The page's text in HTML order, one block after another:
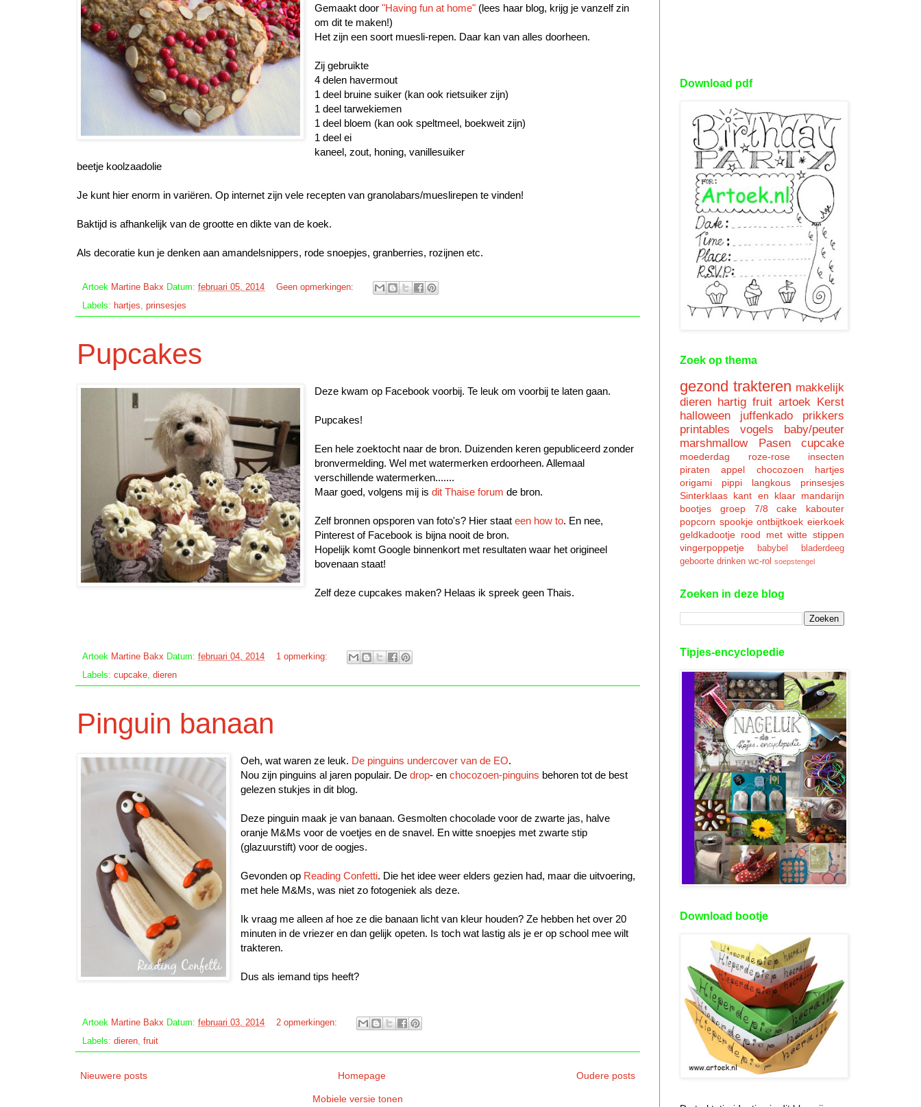
Gemaakt door"Having fun at home" (lees haar blog, krijg je vanzelf zin
om dit te maken!)
Het zijn een soort muesli-repen. Daar kan van alles doorheen.
Zij gebruikte
4 delen havermout
1 deel bruine suiker (kan ook rietsuiker zijn)
1 deel tarwekiemen
1 deel bloem (kan ook speltmeel, boekweit zijn)
1 deel ei
kaneel, zout, honing, vanillesuiker
beetje koolzaadolie
Je kunt hier enorm in variëren. Op internet zijn vele recepten van granolabars/mueslirepen te vinden!
Baktijd is afhankelijk van de grootte en dikte van de koek.
Als decoratie kun je denken aan amandelsnippers, rode snoepjes, granberries, rozijnen etc.
Artoek Martine Bakx Datum: februari 05, 2014
Geen opmerkingen:
Labels: hartjes, prinsesjes
Pupcakes
Deze kwam op Facebook voorbij. Te leuk om voorbij te laten gaan.
Pupcakes!
Een hele zoektocht naar de bron. Duizenden keren gepubliceerd zonder
bronvermelding. Wel met watermerken erdoorheen. Allemaal
verschillende watermerken.......
Maar goed, volgens mij isdit Thaise forum de bron.
Zelf bronnen opsporen van foto's? Hier staateen how to. En nee,
Pinterest of Facebook is bijna nooit de bron.
Hopelijk komt Google binnenkort met resultaten waar het origineel
bovenaan staat!
Zelf deze cupcakes maken? Helaas ik spreek geen Thais.
Artoek Martine Bakx Datum: februari 04, 2014
1 opmerking:
Labels: cupcake dieren
Pinguin banaan
Oeh, wat waren ze leuk. De pinguins undercover van de EO.
Nou zijn pinguins al jaren populair. Dedrop- enchocozoen-pinguins behoren tot de best
gelezen stukjes in dit blog.
Deze pinguin maak je van banaan. Gesmolten chocolade voor de zwarte jas, halve
oranje M&Ms voor de voetjes en de snavel. En witte snoepjes met zwarte stip
(glazuurstift) voor de oogjes.
Gevonden op Reading Confetti. Die het idee weer elders gezien had, maar die uitvoering,
met hele M&Ms, was niet zo fotogeniek als deze.
Ik vraag me alleen af hoe ze die banaan licht van kleur houden? Ze hebben het over 20
minuten in de vriezer en dan gelijk opeten. Is toch wat lastig als je er op school mee wilt
trakteren.
Dus als iemand tips heeft?
Artoek Martine Bakx Datum: februari 03, 2014
2 opmerkingen:
Labels: dieren fruit
Nieuwere posts Oudere posts
Homepage
Mobiele versie tonen
Download pdf
Zoek op thema
gezond trakteren makkelijk
dieren hartig fruit artoek
Kerst
halloween
juffenkado
prikkers
printables
vogels
baby/peuter
marshmallow
Pasen cupcake
moederdag roze-rose
insecten
piraten
appel chocozoen
hartjes
origami
pippi langkous
prinsesjes
Sinterklaas kant en klaar mandarijn
bootjes
groep 7/8 cake
kabouter
popcorn spookje ontbijtkoek eierkoek
geldkadootje rood met witte stippen
vingerpoppetje
babybel
bladerdeeg
geboorte drinken wc-rol soepstengel
Zoeken in deze blog
Tipjes-encyclopedie
Download bootje